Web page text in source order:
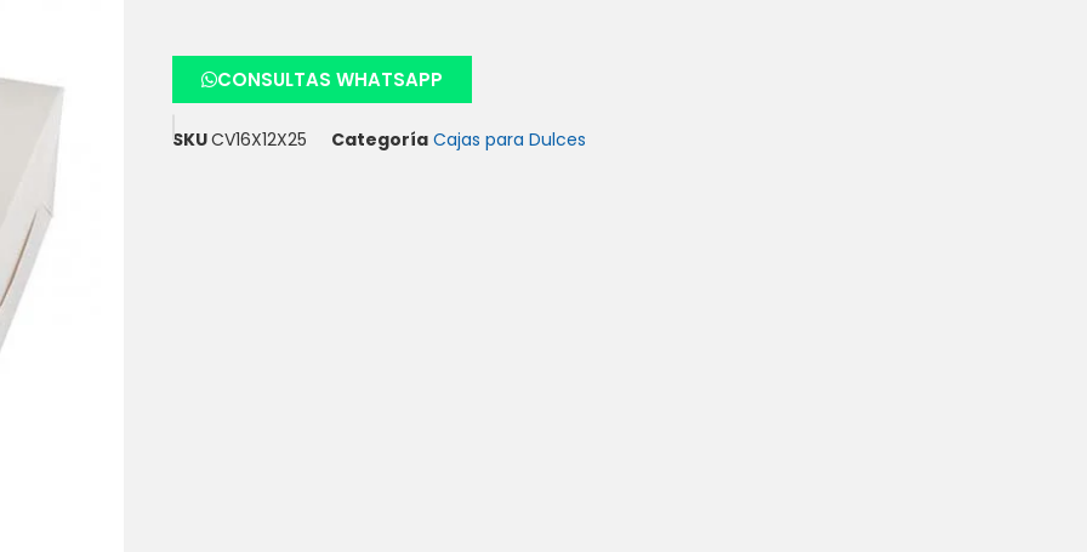
CONSULTAS WHATSAPP
SKUCV16X12X25 Categoría Cajas para Dulces